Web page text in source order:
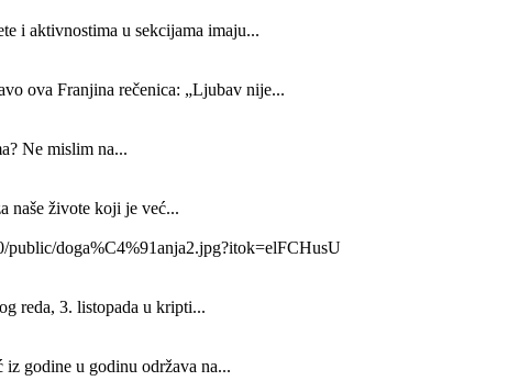
i aktivnostima u sekcijama imaju...
ova Franjina rečenica: „Ljubav nije...
Ne mislim na...
naše živote koji je već...
public/doga%C4%91anja2.jpg?itok=elFCHusU
reda, 3. listopada u kripti...
godine u godinu održava na...